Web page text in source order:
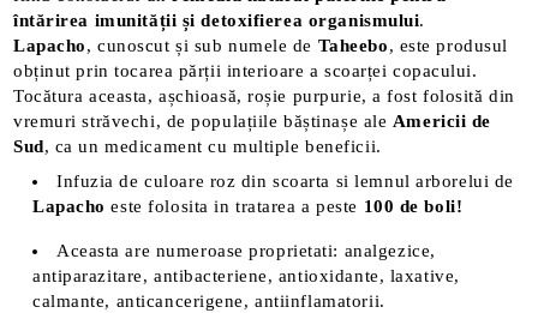
întărirea imunității și detoxifierea organismului.
Lapacho, cunoscut și sub numele de Taheebo, este produsul
obținut prin tocarea părții interioare a scoarței copacului.
Tocătura aceasta, așchioasă, roșie purpurie, a fost folosită din
vremuri străvechi, de populațiile băștinașe ale Americii de
Sud, ca un medicament cu multiple beneficii.
Infuzia de culoare roz din scoarta si lemnul arborelui de
Lapachoeste folosita in tratarea a peste 100 de boli!
Aceasta are numeroase proprietati: analgezice,
antiparazitare, antibacteriene, antioxidante, laxative,
calmante, anticancerigene, antiinflamatorii.